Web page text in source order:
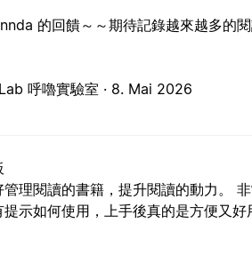
的回饋～～期待記錄越來越多的閱
呼嚕實驗室 · 8. Mai 2026
管理閱讀的書籍，提升閱讀的動力。
提示如何使用，上手後真的是方便又好